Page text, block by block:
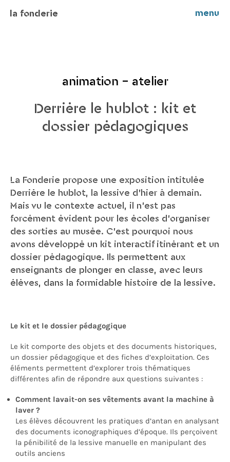
la fonderie menu
animation - atelier
Derrière le hublot : kit et
dossier pédagogiques
La Fonderie propose une exposition intitulée
Derrière le hublot, la lessive d’hier à demain.
Mais vu le contexte actuel, il n’est pas
forcément évident pour les écoles d’organiser
des sorties au musée. C’est pourquoi nous
avons développé un kit interactif itinérant et un
dossier pédagogique. Ils permettent aux
enseignants de plonger en classe, avec leurs
élèves, dans la formidable histoire de la lessive.
Le kit et le dossier pédagogique
Le kit comporte des objets et des documents historiques,
un dossier pédagogique et des fiches d’exploitation. Ces
éléments permettent d’explorer trois thématiques
différentes afin de répondre aux questions suivantes :
Comment lavait-on ses vêtements avant la machine à
laver ?
Les élèves découvrent les pratiques d’antan en analysant
des documents iconographiques d’époque. Ils perçoivent
la pénibilité de la lessive manuelle en manipulant des
outils anciens